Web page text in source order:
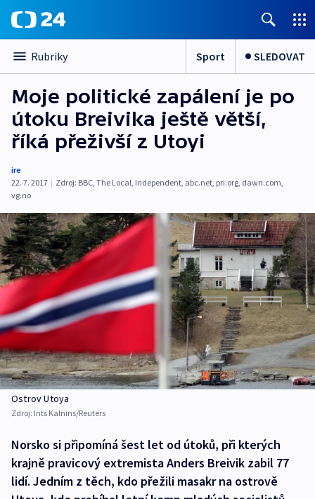
Rubriky Sport SLEDOVAT
Moje politické zapálení je po
útoku Breivika ještě větší,
říká přeživší z Utoyi
ire
22. 7. 2017 | Zdroj: BBC, The Local, Independent, abc.net, pri.org, dawn.com,
vg.no
Ostrov Utoya
Zdroj: Ints Kalnins/Reuters
Norsko si připomíná šest let od útoků, při kterých
krajně pravicový extremista Anders Breivik zabil 77
lidí. Jedním z těch, kdo přežili masakr na ostrově